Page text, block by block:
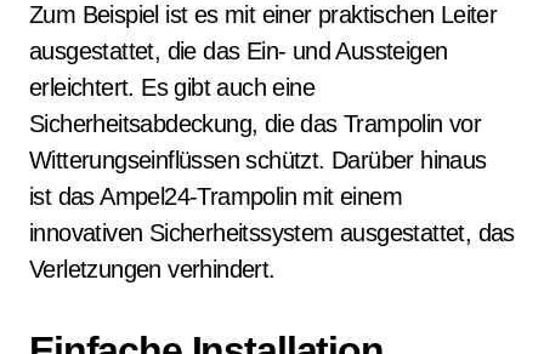
Zum Beispiel ist es mit einer praktischen Leiter
ausgestattet, die das Ein- und Aussteigen
erleichtert. Es gibt auch eine
Sicherheitsabdeckung, die das Trampolin vor
Witterungseinflüssen schützt. Darüber hinaus
ist das Ampel24-Trampolin mit einem
innovativen Sicherheitssystem ausgestattet, das
Verletzungen verhindert.